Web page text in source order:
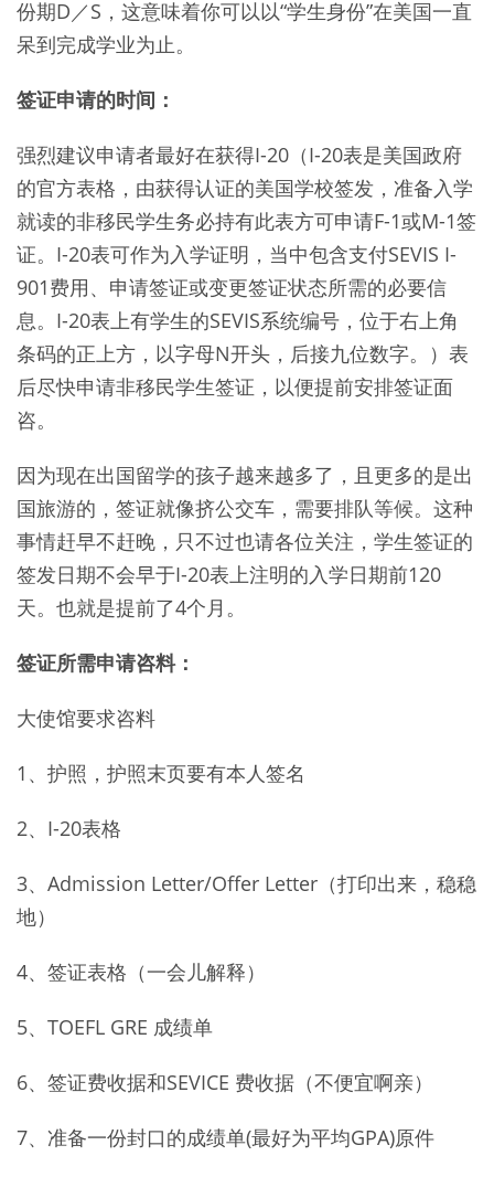
份期D／S，这意味着你可以以“学生身份”在美国一直
呆到完成学业为止。
签证申请的时间：
强烈建议申请者最好在获得I-20（I-20表是美国政府
的官方表格，由获得认证的美国学校签发，准备入学
就读的非移民学生务必持有此表方可申请F-1或M-1签
证。I-20表可作为入学证明，当中包含支付SEVIS I-
901费用、申请签证或变更签证状态所需的必要信
息。I-20表上有学生的SEVIS系统编号，位于右上角
条码的正上方，以字母N开头，后接九位数字。）表
后尽快申请非移民学生签证，以便提前安排签证面
咨。
因为现在出国留学的孩子越来越多了，且更多的是出
国旅游的，签证就像挤公交车，需要排队等候。这种
事情赶早不赶晚，只不过也请各位关注，学生签证的
签发日期不会早于I-20表上注明的入学日期前120
天。也就是提前了4个月。
签证所需申请咨料：
大使馆要求咨料
1、护照，护照末页要有本人签名
2、I-20表格
3、Admission Letter/Offer Letter（打印出来，稳稳
地）
4、签证表格（一会儿解释）
5、TOEFL GRE 成绩单
6、签证费收据和SEVICE 费收据（不便宜啊亲）
7、准备一份封口的成绩单(最好为平均GPA)原件